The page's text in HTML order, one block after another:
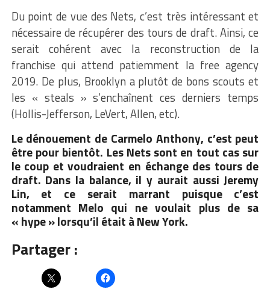
Du point de vue des Nets, c’est très intéressant et
nécessaire de récupérer des tours de draft. Ainsi, ce
serait cohérent avec la reconstruction de la
franchise qui attend patiemment la free agency
2019. De plus, Brooklyn a plutôt de bons scouts et
les « steals » s’enchaînent ces derniers temps
(Hollis-Jefferson, LeVert, Allen, etc).
Le dénouement de Carmelo Anthony, c’est peut
être pour bientôt. Les Nets sont en tout cas sur
le coup et voudraient en échange des tours de
draft. Dans la balance, il y aurait aussi Jeremy
Lin, et ce serait marrant puisque c’est
notamment Melo qui ne voulait plus de sa
« hype » lorsqu’il était à New York.
Partager :